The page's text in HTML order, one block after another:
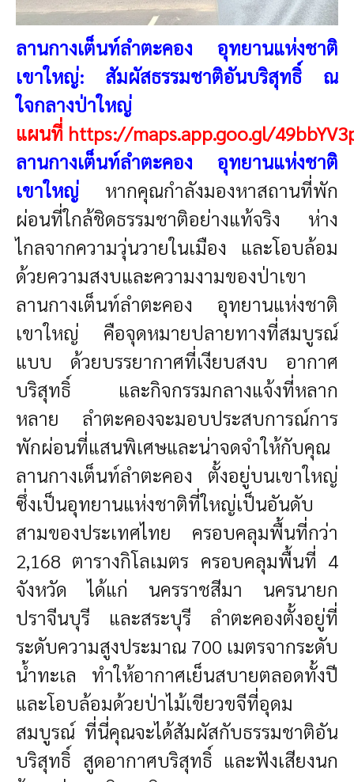
ลานกางเต็นท์ลำตะคอง อุทยานแห่งชาติ
เขาใหญ่: สัมผัสธรรมชาติอันบริสุทธิ์ ณ
ใจกลางป่าใหญ่
แผนที่ https://maps.app.goo.gl/
ลานกางเต็นท์ลำตะคอง อุทยานแห่งชาติ
เขาใหญ่
หากคุณกำลังมองหาสถานที่พัก
ผ่อนที่ใกล้ชิดธรรมชาติอย่างแท้จริง ห่าง
ไกลจากความวุ่นวายในเมือง และโอบล้อม
ด้วยความสงบและความงามของป่าเขา
ลานกางเต็นท์ลำตะคอง อุทยานแห่งชาติ
เขาใหญ่ คือจุดหมายปลายทางที่สมบูรณ์
แบบ ด้วยบรรยากาศที่เงียบสงบ อากาศ
บริสุทธิ์ และกิจกรรมกลางแจ้งที่หลาก
หลาย ลำตะคองจะมอบประสบการณ์การ
พักผ่อนที่แสนพิเศษและน่าจดจำให้กับคุณ
ลานกางเต็นท์ลำตะคอง ตั้งอยู่บนเขาใหญ่
ซึ่งเป็นอุทยานแห่งชาติที่ใหญ่เป็นอันดับ
สามของประเทศไทย ครอบคลุมพื้นที่กว่า
2,168 ตารางกิโลเมตร ครอบคลุมพื้นที่ 4
จังหวัด ได้แก่ นครราชสีมา นครนายก
ปราจีนบุรี และสระบุรี ลำตะคองตั้งอยู่ที่
ระดับความสูงประมาณ 700 เมตรจากระดับ
น้ำทะเล ทำให้อากาศเย็นสบายตลอดทั้งปี
และโอบล้อมด้วยป่าไม้เขียวขจีที่อุดม
สมบูรณ์ ที่นี่คุณจะได้สัมผัสกับธรรมชาติอัน
บริสุทธิ์ สูดอากาศบริสุทธิ์ และฟังเสียงนก